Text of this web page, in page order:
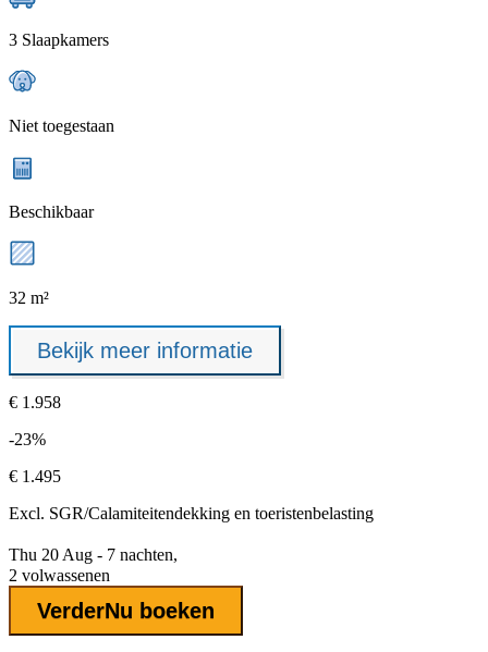
3 Slaapkamers
Niet toegestaan
Beschikbaar
32 m²
Bekijk meer informatie
€ 1.958
-23%
€ 1.495
Excl. SGR/Calamiteitendekking en toeristenbelasting
Thu 20 Aug - 7 nachten,
2 volwassenen
VerderNu boeken